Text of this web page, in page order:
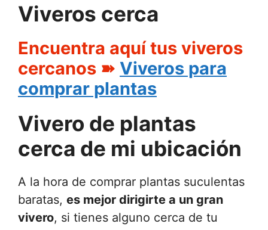
Viveros cerca
Encuentra aquí tus viveros
cercanos ➽ Viveros para
comprar plantas
Vivero de plantas
cerca de mi ubicación
A la hora de comprar plantas suculentas
baratas, es mejor dirigirte a un gran
vivero, si tienes alguno cerca de tu